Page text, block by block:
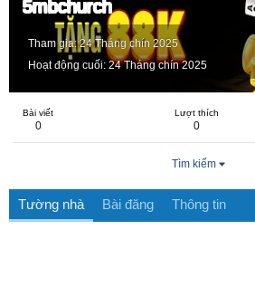
5mbchurch
Tham gia 24 Tháng chín 2025
Hoạt động cuối 24 Tháng chín 2025
Bài viết
0
Lượt thích
0
Tìm kiếm
Tường nhà Bài đăng Thông tin